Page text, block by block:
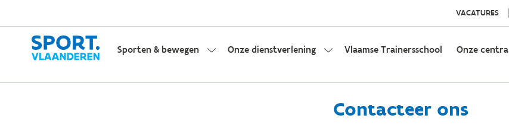
VACATURES
Sporten & bewegen Onze dienstverlening Vlaamse Trainersschool Onze centra
Contacteer ons